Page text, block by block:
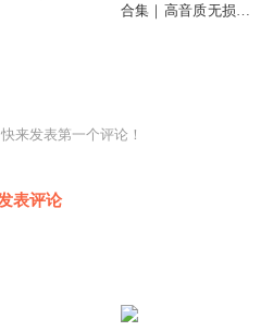
合集｜高音质无损音
来发表第一个评论！
表评论